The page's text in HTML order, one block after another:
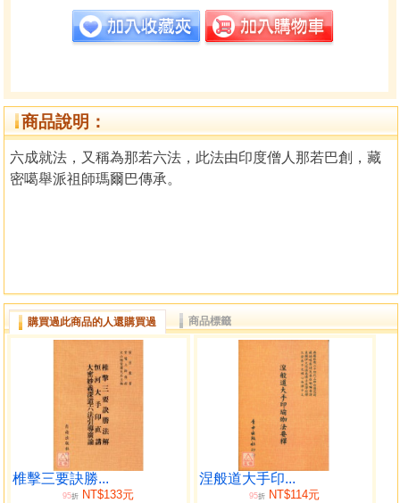
商品說明：
六成就法，又稱為那若六法，此法由印度僧人那若巴創，藏
密噶舉派祖師瑪爾巴傳承。
購買過此商品的人還購買過 商品標籤
椎擊三要訣勝...
95折 NT$133元
涅般道大手印...
95折 NT$114元